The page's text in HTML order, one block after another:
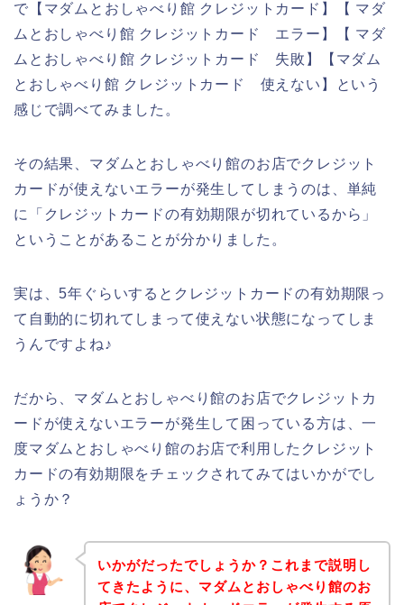
で【マダムとおしゃべり館 クレジットカード】【 マダ
ムとおしゃべり館 クレジットカード エラー】【 マダ
ムとおしゃべり館 クレジットカード 失敗】【マダム
とおしゃべり館 クレジットカード 使えない】という
感じで調べてみました。
その結果、マダムとおしゃべり館のお店でクレジット
カードが使えないエラーが発生してしまうのは、単純
に「クレジットカードの有効期限が切れているから」
ということがあることが分かりました。
実は、5年ぐらいするとクレジットカードの有効期限っ
て自動的に切れてしまって使えない状態になってしま
うんですよね♪
だから、マダムとおしゃべり館のお店でクレジットカ
ードが使えないエラーが発生して困っている方は、一
度マダムとおしゃべり館のお店で利用したクレジット
カードの有効期限をチェックされてみてはいかがでし
ょうか？
いかがだったでしょうか？これまで説明し
てきたように、マダムとおしゃべり館のお